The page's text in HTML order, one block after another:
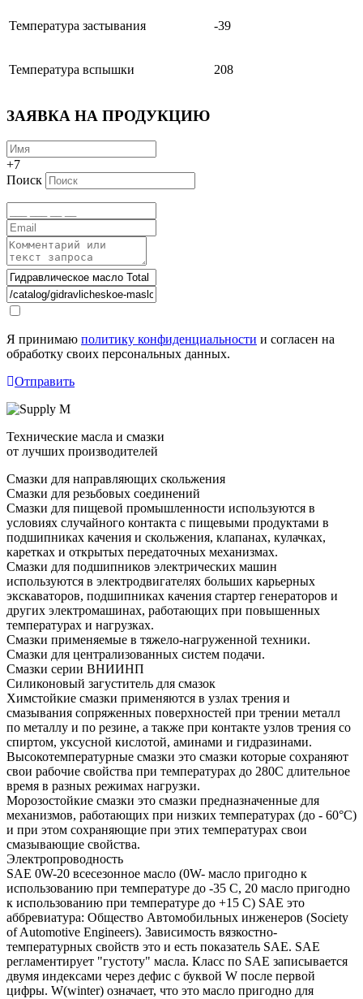
Температура застывания -39
Температура вспышки 208
ЗАЯВКА НА ПРОДУКЦИЮ
+7
Поиск
Я принимаю политику конфиденциальности и согласен на
обработку своих персональных данных.
Отправить
Технические масла и смазки
от лучших производителей
Смазки для направляющих скольжения
Смазки для резьбовых соединений
Смазки для пищевой промышленности используются в
условиях случайного контакта с пищевыми продуктами в
подшипниках качения и скольжения, клапанах, кулачках,
каретках и открытых передаточных механизмах.
Смазки для подшипников электрических машин
используются в электродвигателях больших карьерных
экскаваторов, подшипниках качения стартер генераторов и
других электромашинах, работающих при повышенных
температурах и нагрузках.
Смазки применяемые в тяжело-нагруженной техники.
Смазки для централизованных систем подачи.
Смазки серии ВНИИНП
Силиконовый загуститель для смазок
Химстойкие смазки применяются в узлах трения и
смазывания сопряженных поверхностей при трении металл
по металлу и по резине, а также при контакте узлов трения со
спиртом, уксусной кислотой, аминами и гидразинами.
Высокотемпературные смазки это смазки которые сохраняют
свои рабочие свойства при температурах до 280С длительное
время в разных режимах нагрузки.
Морозостойкие смазки это смазки предназначенные для
механизмов, работающих при низких температурах (до - 60°С)
и при этом сохраняющие при этих температурах свои
смазывающие свойства.
Электропроводность
SAE 0W-20 всесезонное масло (0W- масло пригодно к
использованию при температуре до -35 С, 20 масло пригодно
к использованию при температуре до +15 С) SAE это
аббревиатура: Общество Автомобильных инженеров (Society
of Automotive Engineers). Зависимость вязкостно-
температурных свойств это и есть показатель SAE. SAE
регламентирует "густоту" масла. Класс по SAE записывается
двумя индексами через дефис с буквой W после первой
цифры. W(winter) означает, что это масло пригодно для